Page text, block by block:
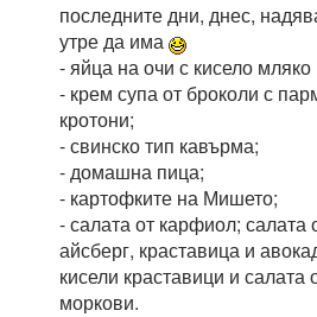
последните дни, днес,
утре да има
- яйца на очи с кисело мляко
- крем супа от броколи с
кротони;
- свинско тип кавърма;
- домашна пица;
- картофките на Мишето;
- салата от карфиол; салата
айсберг, краставица и
кисели краставици и салата
моркови.